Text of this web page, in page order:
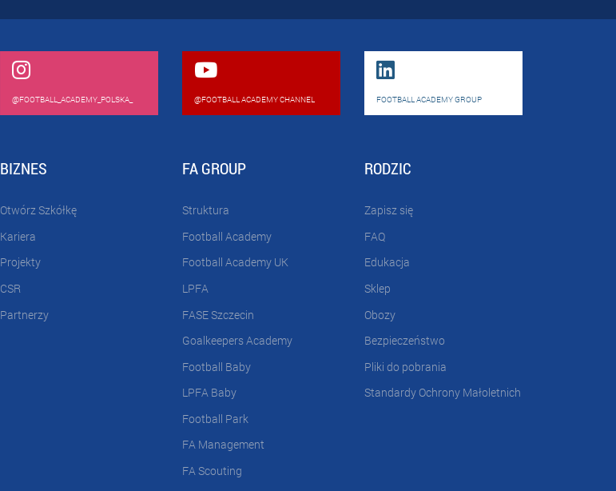
@FOOTBALL_ACADEMY_POLSKA_ @FOOTBALL ACADEMY CHANNEL FOOTBALL ACADEMY GROUP
BIZNES
Otwórz Szkółkę
Kariera
Projekty
CSR
Partnerzy
FA GROUP
Struktura
Football Academy
Football Academy UK
LPFA
FASE Szczecin
Goalkeepers Academy
Football Baby
LPFA Baby
Football Park
FA Management
FA Scouting
RODZIC
Zapisz się
FAQ
Edukacja
Sklep
Obozy
Bezpieczeństwo
Pliki do pobrania
Standardy Ochrony Małoletnich